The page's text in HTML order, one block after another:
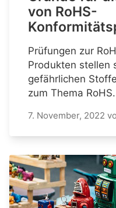
von RoHS-
Prüfungen zur
Produkten stellen
gefährlichen
zum Thema RoHS.
7. November, 2022